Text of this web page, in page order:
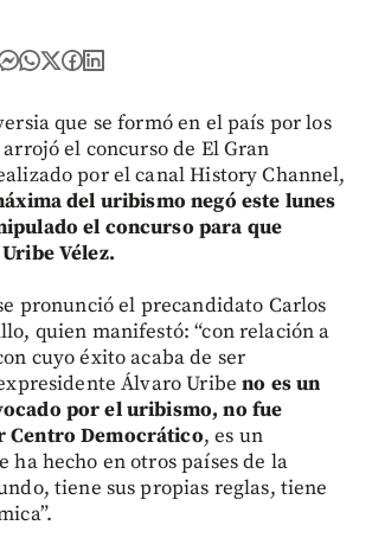
que se formó en el país por los
el concurso de El Gran
por el canal History Channel,
del uribismo negó este lunes
el concurso para que
Vélez.
pronunció el precandidato Carlos
quien manifestó: “con relación a
cuyo éxito acaba de ser
Álvaro Uribeno es un
por el uribismo, no fue
Centro Democrático, es un
ha hecho en otros países de la
tiene sus propias reglas, tiene